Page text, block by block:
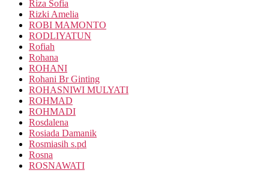
Riza Sofia
Rizki Amelia
ROBI MAMONTO
RODLIYATUN
Rofiah
Rohana
ROHANI
Rohani Br Ginting
ROHASNIWI MULYATI
ROHMAD
ROHMADI
Rosdalena
Rosiada Damanik
Rosmiasih s.pd
Rosna
ROSNAWATI